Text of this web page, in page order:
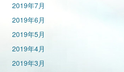
2019年7月
2019年6月
2019年5月
2019年4月
2019年3月